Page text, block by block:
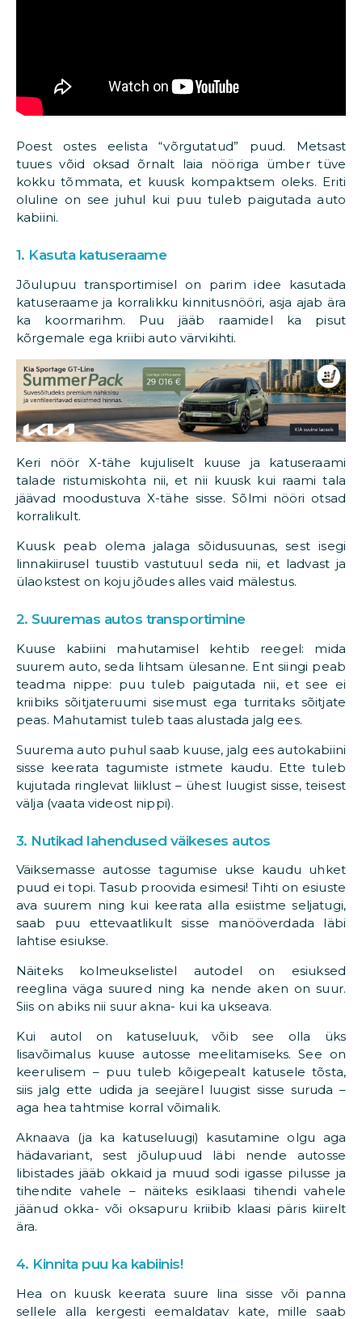
Poest ostes eelista “võrgutatud” puud. Metsast
tuues võid oksad õrnalt laia nööriga ümber tüve
kokku tõmmata, et kuusk kompaktsem oleks. Eriti
oluline on see juhul kui puu tuleb paigutada auto
kabiini.
1. Kasuta katuseraame
Jõulupuu transportimisel on parim idee kasutada
katuseraame ja korralikku kinnitusnööri, asja ajab ära
ka koormarihm. Puu jääb raamidel ka pisut
kõrgemale ega kriibi auto värvikihti.
Keri nöör X-tähe kujuliselt kuuse ja katuseraami
talade ristumiskohta nii, et nii kuusk kui raami tala
jäävad moodustuva X-tähe sisse. Sõlmi nööri otsad
korralikult.
Kuusk peab olema jalaga sõidusuunas, sest isegi
linnakiirusel tuustib vastutuul seda nii, et ladvast ja
ülaokstest on koju jõudes alles vaid mälestus.
2. Suuremas autos transportimine
Kuuse kabiini mahutamisel kehtib reegel: mida
suurem auto, seda lihtsam ülesanne. Ent siingi peab
teadma nippe: puu tuleb paigutada nii, et see ei
kriibiks sõitjateruumi sisemust ega turritaks sõitjate
peas. Mahutamist tuleb taas alustada jalg ees.
Suurema auto puhul saab kuuse, jalg ees autokabiini
sisse keerata tagumiste istmete kaudu. Ette tuleb
kujutada ringlevat liiklust – ühest luugist sisse, teisest
välja (vaata videost nippi).
3. Nutikad lahendused väikeses autos
Väiksemasse autosse tagumise ukse kaudu uhket
puud ei topi. Tasub proovida esimesi! Tihti on esiuste
ava suurem ning kui keerata alla esiistme seljatugi,
saab puu ettevaatlikult sisse manööverdada läbi
lahtise esiukse.
Näiteks kolmeukselistel autodel on esiuksed
reeglina väga suured ning ka nende aken on suur.
Siis on abiks nii suur akna- kui ka ukseava.
Kui autol on katuseluuk, võib see olla üks
lisavõimalus kuuse autosse meelitamiseks. See on
keerulisem – puu tuleb kõigepealt katusele tõsta,
siis jalg ette udida ja seejärel luugist sisse suruda –
aga hea tahtmise korral võimalik.
Aknaava (ja ka katuseluugi) kasutamine olgu aga
hädavariant, sest jõulupuud läbi nende autosse
libistades jääb okkaid ja muud sodi igasse pilusse ja
tihendite vahele – näiteks esiklaasi tihendi vahele
jäänud okka- või oksapuru kriibib klaasi päris kiirelt
ära.
4. Kinnita puu ka kabiinis!
Hea on kuusk keerata suure lina sisse või panna
sellele alla kergesti eemaldatav kate, mille saab